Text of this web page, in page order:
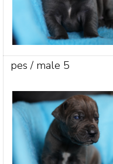
pes / male 5